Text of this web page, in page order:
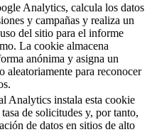
Analytics, calcula los datos
y campañas y realiza un
del sitio para el informe
La cookie almacena
anónima y asigna un
aleatoriamente para reconocer
Analytics instala esta cookie
de solicitudes y, por tanto,
de datos en sitios de alto